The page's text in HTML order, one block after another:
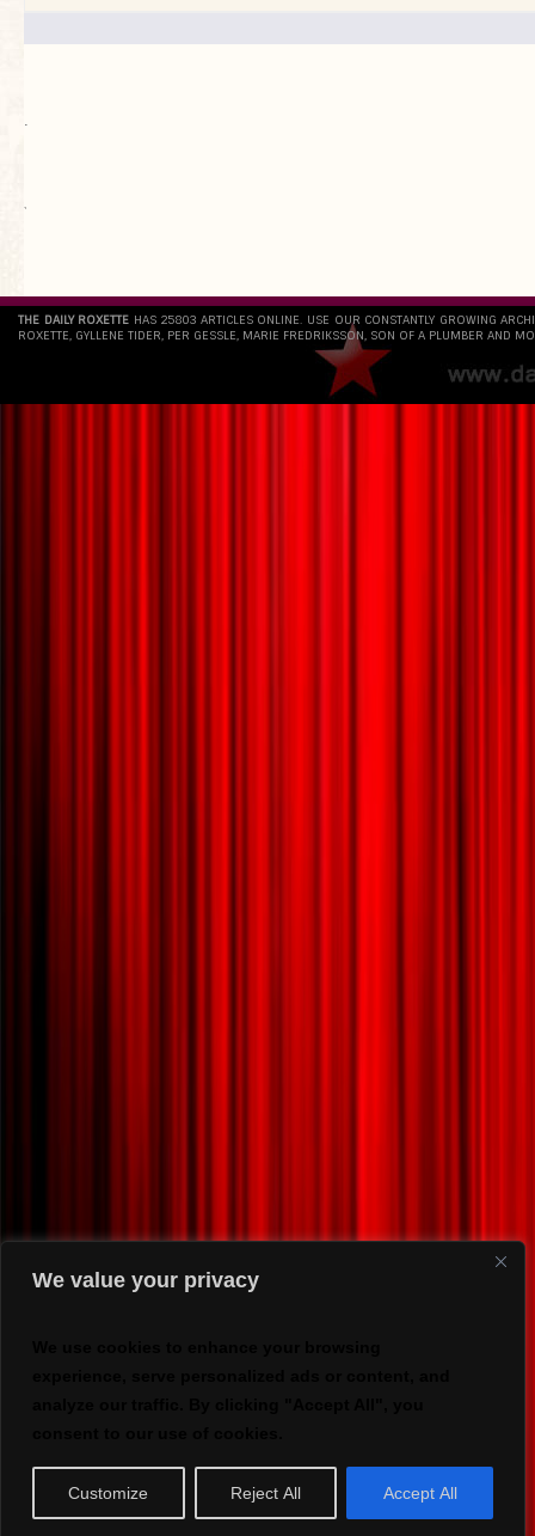
We value your privacy
Customize Reject All Accept All
.
`
THE DAILY ROXETTE HAS 25803 ARTICLES ONLINE. USE OUR CONSTANTLY GROWING
ROXETTE, GYLLENE TIDER, PER GESSLE, MARIE FREDRIKSSON, SON OF A PLUMBER AND